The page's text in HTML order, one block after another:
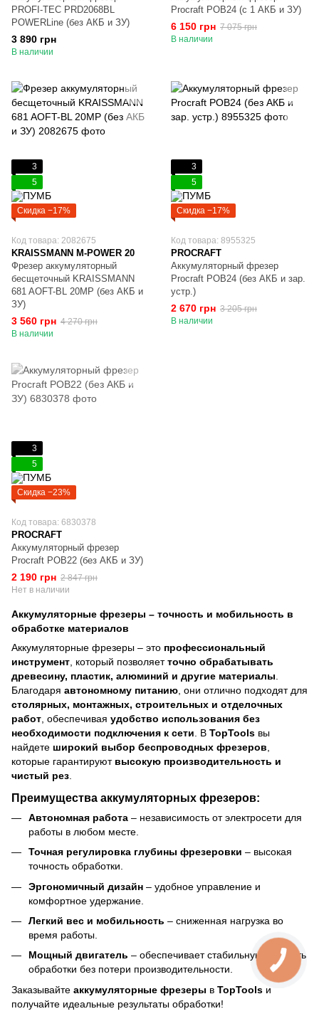
PROFI-TEC PRD2068BL
POWERLine (без АКБ и ЗУ)
3 890 грн
В наличии
Procraft POB24 (с 1 АКБ и ЗУ)
6 150 грн 7 075 грн
В наличии
3
5
Скидка −17%
Код товара: 2082675
KRAISSMANN M-POWER 20
Фрезер аккумуляторный
бесщеточный KRAISSMANN
681 AOFT-BL 20MP (без АКБ и
ЗУ)
3 560 грн 4 270 грн
В наличии
3
5
Скидка −17%
Код товара: 8955325
PROCRAFT
Аккумуляторный фрезер
Procraft POB24 (без АКБ и зар.
устр.)
2 670 грн 3 205 грн
В наличии
3
5
Скидка −23%
Код товара: 6830378
PROCRAFT
Аккумуляторный фрезер
Procraft POB22 (без АКБ и ЗУ)
2 190 грн 2 847 грн
Нет в наличии
Аккумуляторные фрезеры – точность и мобильность в
обработке материалов
Аккумуляторные фрезеры – это профессиональный
инструмент , который позволяетточно обрабатывать
древесину, пластик, алюминий и другие материалы
Благодаря автономному питанию , они отлично подходят для
столярных, монтажных, строительных и отделочных
работ , обеспечивая удобство использования без
необходимости подключения к сети . В TopTools вы
найдете широкий выбор беспроводных фрезеров
которые гарантируют высокую производительность и
чистый рез
Преимущества аккумуляторных фрезеров:
Автономная работа – независимость от электросети для
работы в любом месте.
Точная регулировка глубины фрезеровки – высокая
точность обработки.
Эргономичный дизайн – удобное управление и
комфортное удержание.
Легкий вес и мобильность – сниженная нагрузка во
время работы.
Мощный двигатель – обеспечивает стабильную скорость
обработки без потери производительности.
Заказывайте аккумуляторные фрезеры в TopTools и
получайте идеальные результаты обработки!